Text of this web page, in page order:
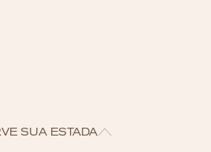
SUA ESTADA